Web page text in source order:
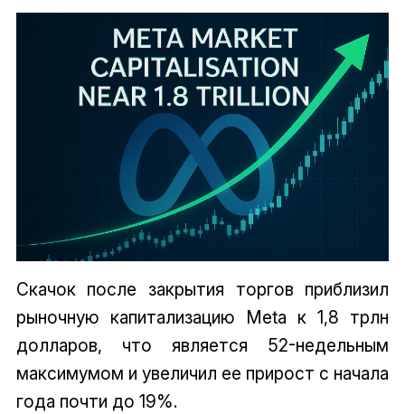
Скачок после закрытия торгов приблизил
рыночную капитализацию Meta к 1,8 трлн
долларов, что является 52-недельным
максимумом и увеличил ее прирост с начала
года почти до 19%.